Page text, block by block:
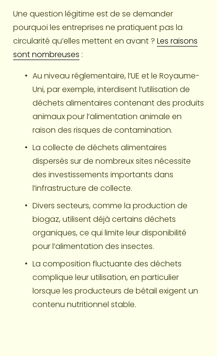
Une question légitime est de se demander
pourquoi les entreprises ne pratiquent pas la
circularité qu’elles mettent en avant ? Les raisons
sont nombreuses :
Au niveau réglementaire, l’UE et le Royaume-
Uni, par exemple, interdisent l’utilisation de
déchets alimentaires contenant des produits
animaux pour l’alimentation animale en
raison des risques de contamination.
La collecte de déchets alimentaires
dispersés sur de nombreux sites nécessite
des investissements importants dans
l’infrastructure de collecte.
Divers secteurs, comme la production de
biogaz, utilisent déjà certains déchets
organiques, ce qui limite leur disponibilité
pour l’alimentation des insectes.
La composition fluctuante des déchets
complique leur utilisation, en particulier
lorsque les producteurs de bétail exigent un
contenu nutritionnel stable.